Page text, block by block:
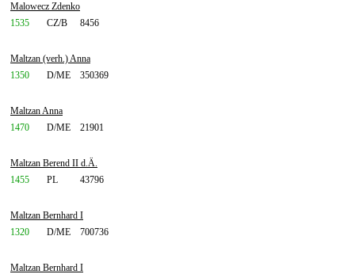
Malowecz Zdenko
1535
CZ/B 8456
Maltzan (verh.) Anna
1350
D/ME 350369
Maltzan Anna
1470
D/ME 21901
Maltzan Berend II d.Ä.
1455
PL 43796
Maltzan Bernhard I
1320
D/ME 700736
Maltzan Bernhard I